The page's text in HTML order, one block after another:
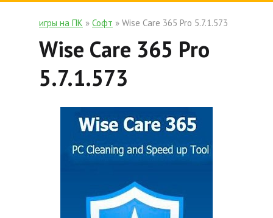
игры на ПК » Софт » Wise Care 365 Pro 5.7.1.573
Wise Care 365 Pro
5.7.1.573